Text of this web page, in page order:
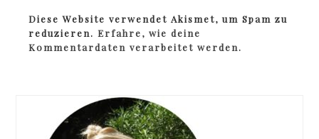
Diese Website verwendet Akismet, um Spam zu
reduzieren.Erfahre, wie deine
Kommentardaten verarbeitet werden.